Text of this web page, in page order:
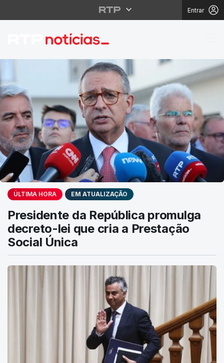
Entrar
RTP Notícias
ÚLTIMA HORA EM ATUALIZAÇÃO
Presidente da República promulga
decreto-lei que cria a Prestação
Social Única